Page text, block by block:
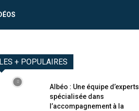
+ POPULAIRES
Albéo : Une équipe d’experts
spécialisée dans
l’accompagnement à la